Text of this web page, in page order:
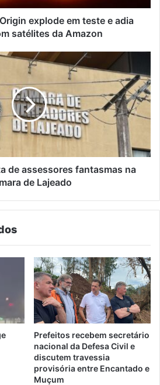
explode em teste e adia
satélites da Amazon
de assessores fantasmas na
de Lajeado
Prefeitos recebem secretário
nacional da Defesa Civil e
discutem travessia
provisória entre Encantado e
Muçum